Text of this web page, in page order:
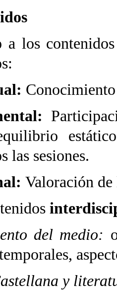
los contenidos
las sesiones.
Valoración
del medio:
y